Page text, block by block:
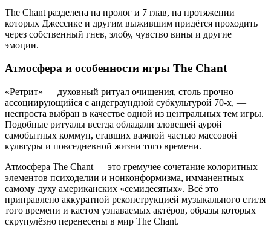
The Chant разделена на пролог и 7 глав, на протяжении
которых Джессике и другим выжившим придётся проходить
через собственный гнев, злобу, чувство вины и другие
эмоции.
Атмосфера и особенности игры The Chant
«Ретрит» — духовный ритуал очищения, столь прочно
ассоциирующийся с андеграундной субкультурой 70-х, —
неспроста выбран в качестве одной из центральных тем игры.
Подобные ритуалы всегда обладали зловещей аурой
самобытных коммун, ставших важной частью массовой
культуры и повседневной жизни того времени.
Атмосфера The Chant — это гремучее сочетание колоритных
элементов психоделии и нонконформизма, имманентных
самому духу американских «семидесятых». Всё это
приправлено аккуратной реконструкцией музыкального стиля
того времени и кастом узнаваемых актёров, образы которых
скрупулёзно перенесены в мир The Chant.